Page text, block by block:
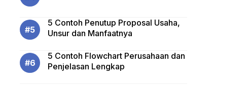
5 Contoh Penutup Proposal Usaha,
Unsur dan Manfaatnya
5 Contoh Flowchart Perusahaan dan
Penjelasan Lengkap